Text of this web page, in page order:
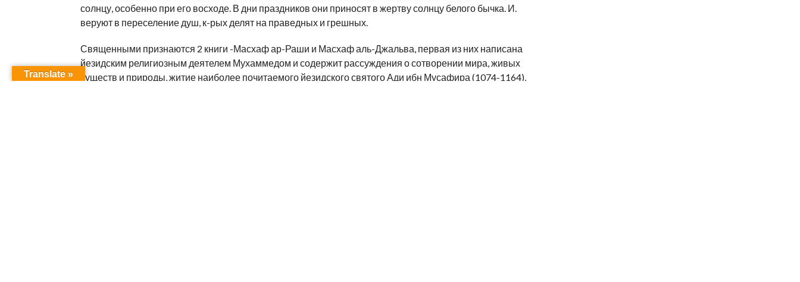
солнцу, особенно при его восходе. В дни праздников они приносят в жертву солнцу белого бычка. И.
веруют в переселение душ, к-рых делят на праведных и грешных.
Священными признаются 2 книги -Масхаф ар-Раши и Масхаф аль-Джальва, первая из них написана
йезидским религиозным деятелем Мухаммедом и содержит рассуждения о сотворении мира, живых
существ и природы, житие наиболее почитаемого йезидского святого Ади ибн Мусафира (1074-1164),
Translate »